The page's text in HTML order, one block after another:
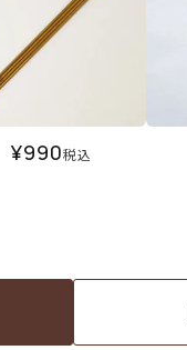
¥990税込